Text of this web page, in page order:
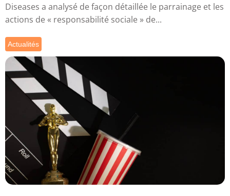
Diseases a analysé de façon détaillée le parrainage et les
actions de « responsabilité sociale » de...
Actualités